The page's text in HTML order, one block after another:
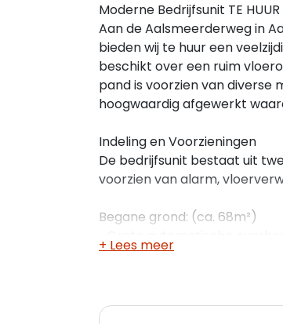
Moderne Bedrijfsunit TE
Aan de Aalsmeerderweg in
bieden wij te huur een
beschikt over een ruim
pand is voorzien van
hoogwaardig afgewerkt
Indeling en Voorzieningen
De bedrijfsunit bestaat uit
voorzien van alarm,
Begane grond: (ca. 68m²)
• Afzonderlijke entree met
• Moderne toiletruimte;
+ Lees meer